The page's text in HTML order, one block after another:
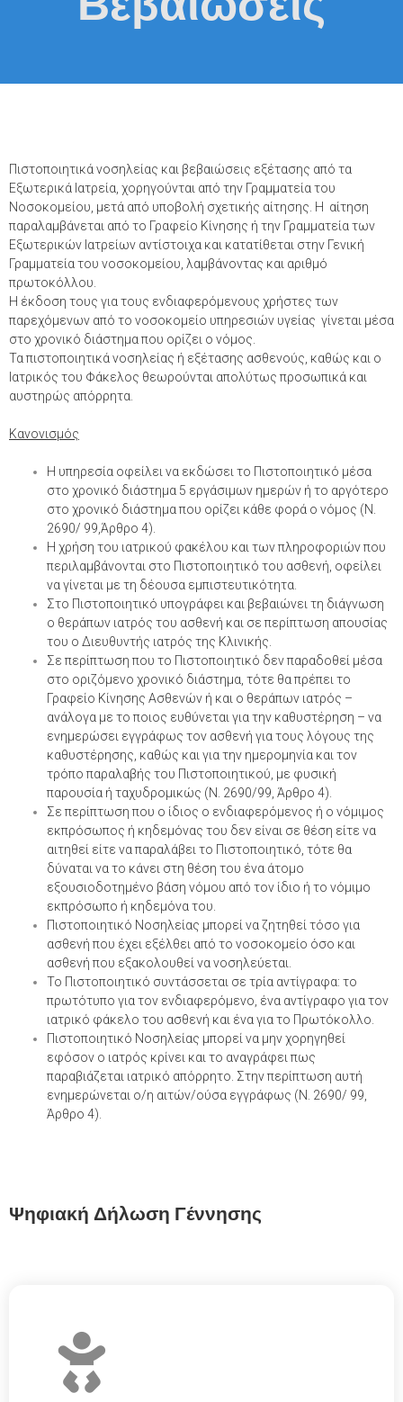
Πιστοποιητικά νοσηλείας και βεβαιώσεις εξέτασης από τα
Εξωτερικά Ιατρεία, χορηγούνται από την Γραμματεία του
Νοσοκομείου, μετά από υποβολή σχετικής αίτησης. Η αίτηση
παραλαμβάνεται από το Γραφείο Κίνησης ή την Γραμματεία των
Εξωτερικών Ιατρείων αντίστοιχα και κατατίθεται στην Γενική
Γραμματεία του νοσοκομείου, λαμβάνοντας και αριθμό
πρωτοκόλλου.
Η έκδοση τους για τους ενδιαφερόμενους χρήστες των
παρεχόμενων από το νοσοκομείο υπηρεσιών υγείας γίνεται μέσα
στο χρονικό διάστημα που ορίζει ο νόμος.
Τα πιστοποιητικά νοσηλείας ή εξέτασης ασθενούς, καθώς και ο
Ιατρικός του Φάκελος θεωρούνται απολύτως προσωπικά και
αυστηρώς απόρρητα.
Κανονισμός
Η υπηρεσία οφείλει να εκδώσει το Πιστοποιητικό μέσα
στο χρονικό διάστημα 5 εργάσιμων ημερών ή το αργότερο
στο χρονικό διάστημα που ορίζει κάθε φορά ο νόμος (Ν.
2690/ 99,Άρθρο 4).
Η χρήση του ιατρικού φακέλου και των πληροφοριών που
περιλαμβάνονται στο Πιστοποιητικό του ασθενή, οφείλει
να γίνεται με τη δέουσα εμπιστευτικότητα.
Στο Πιστοποιητικό υπογράφει και βεβαιώνει τη διάγνωση
ο θεράπων ιατρός του ασθενή και σε περίπτωση απουσίας
του ο Διευθυντής ιατρός της Κλινικής.
Σε περίπτωση που το Πιστοποιητικό δεν παραδοθεί μέσα
στο οριζόμενο χρονικό διάστημα, τότε θα πρέπει το
Γραφείο Κίνησης Ασθενών ή και ο θεράπων ιατρός –
ανάλογα με το ποιος ευθύνεται για την καθυστέρηση – να
ενημερώσει εγγράφως τον ασθενή για τους λόγους της
καθυστέρησης, καθώς και για την ημερομηνία και τον
τρόπο παραλαβής του Πιστοποιητικού, με φυσική
παρουσία ή ταχυδρομικώς (Ν. 2690/99, Άρθρο 4).
Σε περίπτωση που ο ίδιος ο ενδιαφερόμενος ή ο νόμιμος
εκπρόσωπος ή κηδεμόνας του δεν είναι σε θέση είτε να
αιτηθεί είτε να παραλάβει το Πιστοποιητικό, τότε θα
δύναται να το κάνει στη θέση του ένα άτομο
εξουσιοδοτημένο βάση νόμου από τον ίδιο ή το νόμιμο
εκπρόσωπο ή κηδεμόνα του.
Πιστοποιητικό Νοσηλείας μπορεί να ζητηθεί τόσο για
ασθενή που έχει εξέλθει από το νοσοκομείο όσο και
ασθενή που εξακολουθεί να νοσηλεύεται.
Το Πιστοποιητικό συντάσσεται σε τρία αντίγραφα: το
πρωτότυπο για τον ενδιαφερόμενο, ένα αντίγραφο για τον
ιατρικό φάκελο του ασθενή και ένα για το Πρωτόκολλο.
Πιστοποιητικό Νοσηλείας μπορεί να μην χορηγηθεί
εφόσον ο ιατρός κρίνει και το αναγράφει πως
παραβιάζεται ιατρικό απόρρητο. Στην περίπτωση αυτή
ενημερώνεται ο/η αιτών/ούσα εγγράφως (Ν. 2690/ 99,
Άρθρο 4).
Ψηφιακή Δήλωση Γέννησης